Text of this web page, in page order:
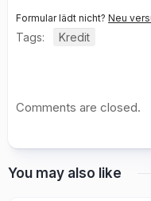
Formular lädt nicht? Neu
Tags: Kredit
Comments are closed.
You may also like